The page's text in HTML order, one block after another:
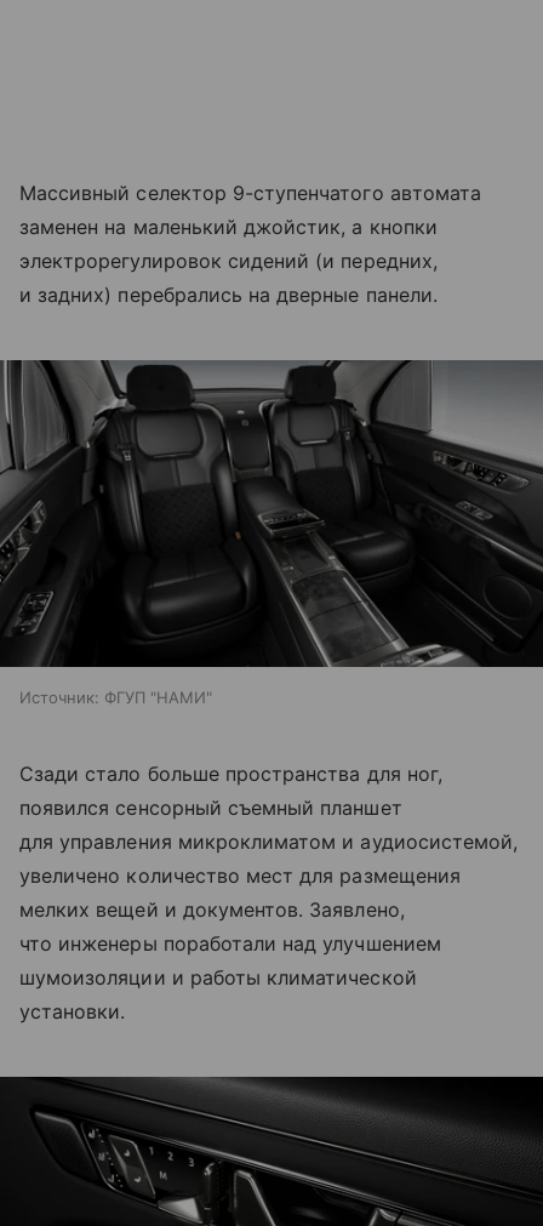
Массивный селектор 9-ступенчатого автомата
заменен на маленький джойстик, а кнопки
электрорегулировок сидений (и передних,
и задних) перебрались на дверные панели.
Источник: ФГУП "НАМИ"
Сзади стало больше пространства для ног,
появился сенсорный съемный планшет
для управления микроклиматом и аудиосистемой,
увеличено количество мест для размещения
мелких вещей и документов. Заявлено,
что инженеры поработали над улучшением
шумоизоляции и работы климатической
установки.